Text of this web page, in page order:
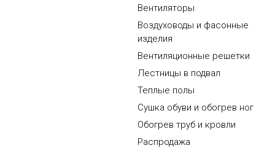
Вентиляторы
Воздуховоды и фасонные
изделия
Вентиляционные решетки
Лестницы в подвал
Теплые полы
Сушка обуви и обогрев ног
Обогрев труб и кровли
Распродажа